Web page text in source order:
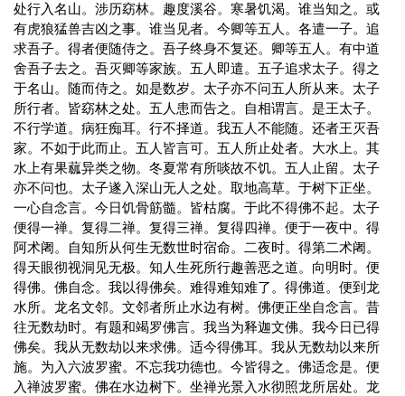
处行入名山。涉历窈林。趣度溪谷。寒暑饥渴。谁当知之。或
有虎狼猛兽吉凶之事。谁当见者。今卿等五人。各遣一子。追
求吾子。得者便随侍之。吾子终身不复还。卿等五人。有中道
舍吾子去之。吾灭卿等家族。五人即遣。五子追求太子。得之
于名山。随而侍之。如是数岁。太子亦不问五人所从来。太子
所行者。皆窈林之处。五人患而告之。自相谓言。是王太子。
不行学道。病狂痴耳。行不择道。我五人不能随。还者王灭吾
家。不如于此而止。五人皆言可。五人所止处者。大水上。其
水上有果蓏异类之物。冬夏常有所啖故不饥。五人止留。太子
亦不问也。太子遂入深山无人之处。取地高草。于树下正坐。
一心自念言。今日饥骨筋髓。皆枯腐。于此不得佛不起。太子
便得一禅。复得二禅。复得三禅。复得四禅。便于一夜中。得
阿术阇。自知所从何生无数世时宿命。二夜时。得第二术阇。
得天眼彻视洞见无极。知人生死所行趣善恶之道。向明时。便
得佛。佛自念。我以得佛矣。难得难知难了。得佛道。便到龙
水所。龙名文邻。文邻者所止水边有树。佛便正坐自念言。昔
往无数劫时。有题和竭罗佛言。我当为释迦文佛。我今日已得
佛矣。我从无数劫以来求佛。适今得佛耳。我从无数劫以来所
施。为入六波罗蜜。不忘我功德也。今皆得之。佛适念是。便
入禅波罗蜜。佛在水边树下。坐禅光景入水彻照龙所居处。龙